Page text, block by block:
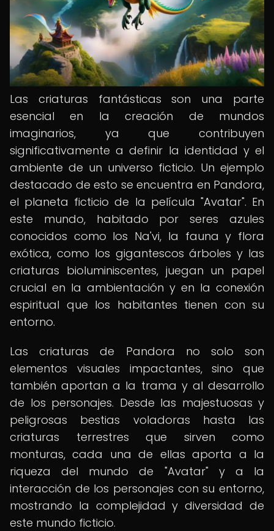
Las criaturas fantásticas son una parte
esencial en la creación de mundos
imaginarios, ya que contribuyen
significativamente a definir la identidad y el
ambiente de un universo ficticio. Un ejemplo
destacado de esto se encuentra en Pandora,
el planeta ficticio de la película "Avatar". En
este mundo, habitado por seres azules
conocidos como los Na'vi, la fauna y flora
exótica, como los gigantescos árboles y las
criaturas bioluminiscentes, juegan un papel
crucial en la ambientación y en la conexión
espiritual que los habitantes tienen con su
entorno.
Las criaturas de Pandora no solo son
elementos visuales impactantes, sino que
también aportan a la trama y al desarrollo
de los personajes. Desde las majestuosas y
peligrosas bestias voladoras hasta las
criaturas terrestres que sirven como
monturas, cada una de ellas aporta a la
riqueza del mundo de "Avatar" y a la
interacción de los personajes con su entorno,
mostrando la complejidad y diversidad de
este mundo ficticio.